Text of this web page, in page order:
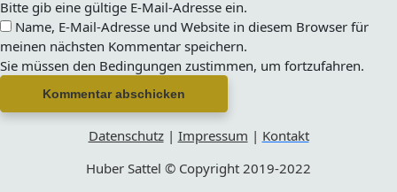
Bitte gib eine gültige E-Mail-Adresse ein.
Name, E-Mail-Adresse und Website in diesem Browser für
meinen nächsten Kommentar speichern.
Sie müssen den Bedingungen zustimmen, um fortzufahren.
Kommentar abschicken
Datenschutz| Impressum | Kontakt
Huber Sattel © Copyright 2019-2022